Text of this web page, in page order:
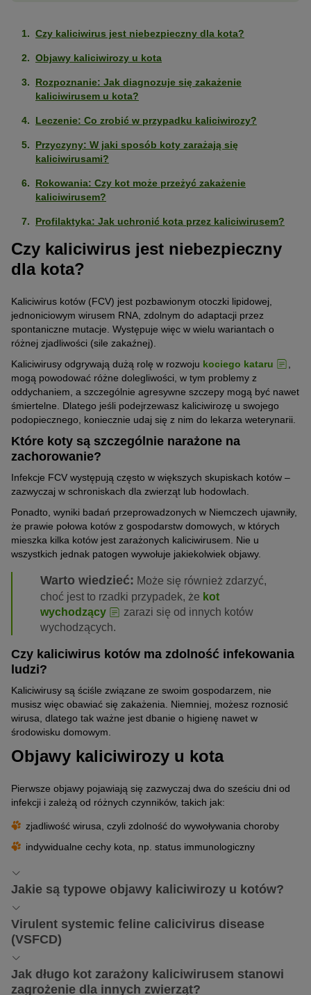
Czy kaliciwirus jest niebezpieczny dla kota?
Objawy kaliciwirozy u kota
Rozpoznanie: Jak diagnozuje się zakażenie
kaliciwirusem u kota?
Leczenie: Co zrobić w przypadku kaliciwirozy?
Przyczyny: W jaki sposób koty zarażają się
kaliciwirusami?
Rokowania: Czy kot może przeżyć zakażenie
kaliciwirusem?
Profilaktyka: Jak uchronić kota przez kaliciwirusem?
Czy kaliciwirus jest niebezpieczny
dla kota?
Kaliciwirus kotów (FCV) jest pozbawionym otoczki lipidowej,
jednoniciowym wirusem RNA, zdolnym do adaptacji przez
spontaniczne mutacje. Występuje więc w wielu wariantach o
różnej zjadliwości (sile zakaźnej).
Kaliciwirusy odgrywają dużą rolę w rozwoju kociego kataru
mogą powodować różne dolegliwości, w tym problemy z
oddychaniem, a szczególnie agresywne szczepy mogą być nawet
śmiertelne. Dlatego jeśli podejrzewasz kaliciwirozę u swojego
podopiecznego, koniecznie udaj się z nim do lekarza weterynarii.
Które koty są szczególnie narażone na
zachorowanie?
Infekcje FCV występują często w większych skupiskach kotów –
zazwyczaj w schroniskach dla zwierząt lub hodowlach.
Ponadto, wyniki badań przeprowadzonych w Niemczech ujawniły,
że prawie połowa kotów z gospodarstw domowych, w których
mieszka kilka kotów jest zarażonych kaliciwirusem. Nie u
wszystkich jednak patogen wywołuje jakiekolwiek objawy.
Warto wiedzieć: Może się również zdarzyć,
choć jest to rzadki przypadek, że kot
wychodzący
zarazi się od innych kotów
wychodzących.
Czy kaliciwirus kotów ma zdolność infekowania
ludzi?
Kaliciwirusy są ściśle związane ze swoim gospodarzem, nie
musisz więc obawiać się zakażenia. Niemniej, możesz roznosić
wirusa, dlatego tak ważne jest dbanie o higienę nawet w
środowisku domowym.
Objawy kaliciwirozy u kota
Pierwsze objawy pojawiają się zazwyczaj dwa do sześciu dni od
infekcji i zależą od różnych czynników, takich jak:
zjadliwość wirusa, czyli zdolność do wywoływania choroby
indywidualne cechy kota, np. status immunologiczny
Jakie są typowe objawy kaliciwirozy u kotów?
Podczas gdy niektóre koty nie wykazują żadnych objawów, u
innych zakażenie kaliciwirusem może mieć ciężki przebieg. Do
najczęstszych z nich zaliczamy:
utratę apetytu
gorączkę
Virulent systemic feline calicivirus disease
(VSFCD)
Szczególnie ciężką postacią zakażenia FCV jest tak zwana
ogólnoustrojowa kaliciwiroza kotów, wywoływana przez
Jak długo kot zarażony kaliciwirusem stanowi
zagrożenie dla innych zwierząt?